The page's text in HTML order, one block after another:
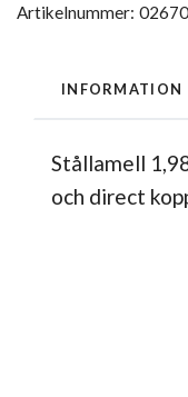
Artikelnummer:
INFORMATION
Stållamell
och direct